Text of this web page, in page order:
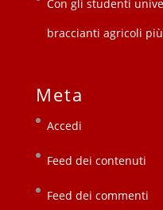
Con gli studenti
braccianti agricoli
Meta
Accedi
Feed dei contenuti
Feed dei commenti